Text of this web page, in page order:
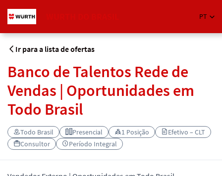
PT
Ir para a lista de ofertas
Banco de Talentos Rede de
Vendas | Oportunidades em
Todo Brasil
Todo Brasil Presencial 1 Posição
Efetivo – CLT
Consultor
Período Integral